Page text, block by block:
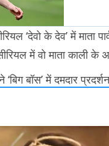
‘देवो के देव’ में माता
में वो माता काली के
‘बिग बॉस’ में दमदार